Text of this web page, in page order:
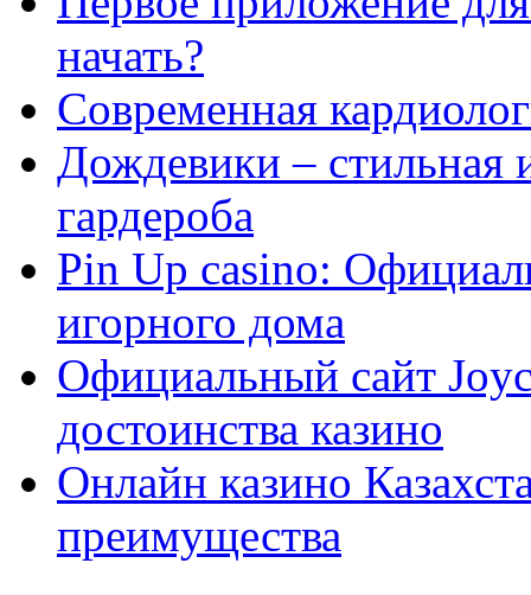
начать?
Современная
Дождевики – стильная
гардероба
Pin Up casino:
игорного дома
Официальный сайт
достоинства казино
Онлайн казино
преимущества